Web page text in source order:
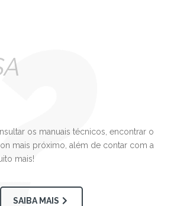
os manuais técnicos, encontrar o
mais próximo, além de contar com a
mais!
SAIBA MAIS